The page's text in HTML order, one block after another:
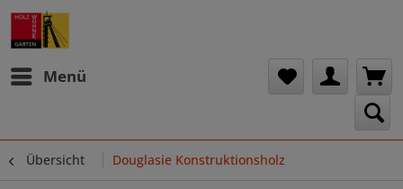
Menü
Übersicht Douglasie Konstruktionsholz